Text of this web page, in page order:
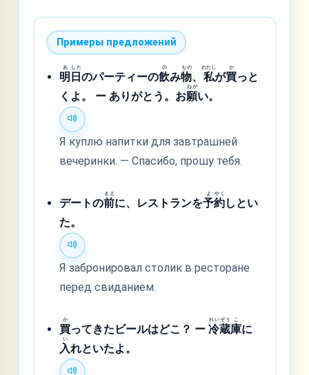
Примеры предложений
明
あ
日
した
のパーティーの飲
の
み物
もの
、 私
わたし
が買
か
っと
くよ。 ー ありがとう。お願
ねが
い。
Я куплю напитки для завтрашней
вечеринки. — Спасибо, прошу тебя.
デートの前
まえ
に、レストランを予
よ
約
やく
しとい
た。
Я забронировал столик в ресторане
перед свиданием.
買
か
ってきたビールはどこ？ ー冷
れい
蔵
ぞう
庫
こ
に
入
い
れといたよ。